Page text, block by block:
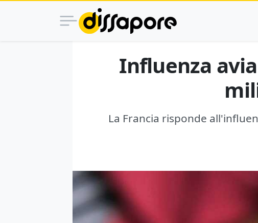
Influenza
La Francia risponde